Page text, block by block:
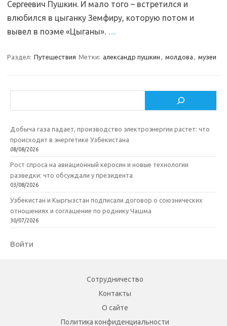
Сергеевич Пушкин. И мало того – встретился и
влюбился в цыганку Земфиру, которую потом и
вывел в поэме «Цыганы». …
Раздел: Путешествия Метки: александр пушкин , молдова , музеи
Добыча газа падает, производство электроэнергии растет: что
происходит в энергетике Узбекистана
08/08/2026
Рост спроса на авиационный керосин и новые технологии
разведки: что обсуждали у президента
03/08/2026
Узбекистан и Кыргызстан подписали договор о союзнических
отношениях и соглашение по роднику Чашма
30/07/2026
Войти
Сотрудничество
Контакты
О сайте
Политика конфиденциальности